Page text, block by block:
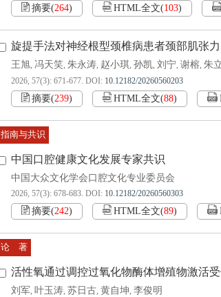
摘要(264) HTML全文(103)
旋提手法对神经根型颈椎病患者颈部肌张
王旭, 冯天笑, 朱永涛, 赵小琪, 孙凯, 刘宁, 谢榕, 朱
2026, 57(3): 671-677. DOI: 10.12182/20260560203
摘要(239) HTML全文(88)
指南与共识
中国口腔健康文化发展专家共识
中国大众文化学会口腔文化专业委员会
2026, 57(3): 678-683. DOI: 10.12182/20260560303
摘要(242) HTML全文(89)
论 著
活性氧通过调控过氧化物酶体增殖物激活
刘军, 叶玉涛, 苏日古, 黄自坤, 李俊明